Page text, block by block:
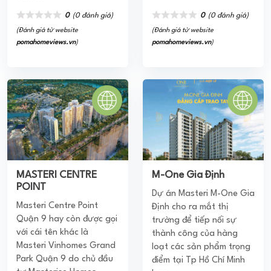
dịch vụ phong phú; có chất lượng cao; được vận hành và
quản lý bởi đơn vị uy tín.
Từ những yếu tố trên có thể thấy được rằng Masterise
đúng đắn. Đặc biệt là nắm bắt rõ xu hướng của thị
trường từ đó nắm bắt thời cơ nhanh chóng.
Cùng với đó, để giúp khách hàng nhanh chóng tiếp cận
với khách hàng thì khâu PR, marketing của doanh nghiệp
0 (0 đánh giá)
(Đánh giá từ website
pomahomeviews.vn)
0 (0 đánh giá)
(Đánh giá từ website
pomahomeviews.vn)
MASTERI CENTRE
POINT
Masteri Centre Point
Quận 9 hay còn được gọi
với cái tên khác là
Masteri Vinhomes Grand
Park Quận 9 do chủ đầu
M-One Gia Định
Dự án Masteri M-One Gia
Định cho ra mắt thị
trường để tiếp nối sự
thành công của hàng
loạt các sản phẩm trọng
điểm tại Tp Hồ Chí Minh